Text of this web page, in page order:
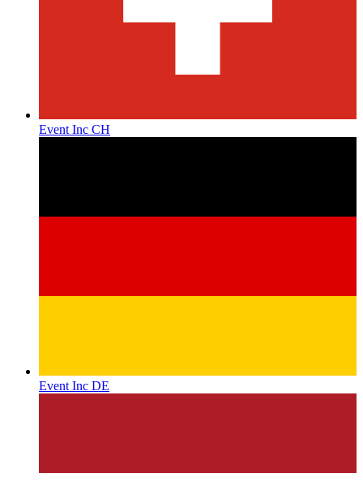
Event Inc CH
Event Inc DE